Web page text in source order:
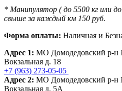
* Манипулятор ( до 5500 кг или
свыше за каждый км 150 руб.
Форма оплаты: Наличная и
Адрес 1: МО Домодедовский р-н
Вокзальная д. 18
+7 (963) 273-05-05
Адрес 2: МО Домодедовский р-н
Вокзальная д. 5А